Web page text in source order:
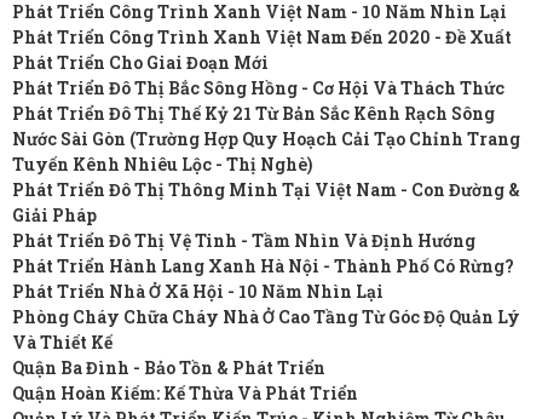
Phát Triển Công Trình Xanh Việt Nam - 10 Năm Nhìn Lại
Phát Triển Công Trình Xanh Việt Nam Đến 2020 - Đề Xuất
Phát Triển Cho Giai Đoạn Mới
Phát Triển Đô Thị Bắc Sông Hồng - Cơ Hội Và Thách Thức
Phát Triển Đô Thị Thế Kỷ 21 Từ Bản Sắc Kênh Rạch Sông
Nước Sài Gòn (Trường Hợp Quy Hoạch Cải Tạo Chỉnh Trang
Tuyến Kênh Nhiêu Lộc - Thị Nghè)
Phát Triển Đô Thị Thông Minh Tại Việt Nam - Con Đường &
Giải Pháp
Phát Triển Đô Thị Vệ Tinh - Tầm Nhìn Và Định Hướng
Phát Triển Hành Lang Xanh Hà Nội - Thành Phố Có Rừng?
Phát Triển Nhà Ở Xã Hội - 10 Năm Nhìn Lại
Phòng Cháy Chữa Cháy Nhà Ở Cao Tầng Từ Góc Độ Quản Lý
Và Thiết Kế
Quận Ba Đình - Bảo Tồn & Phát Triển
Quận Hoàn Kiếm: Kế Thừa Và Phát Triển